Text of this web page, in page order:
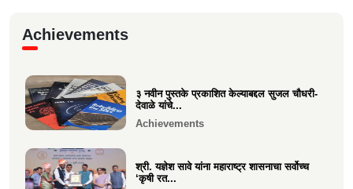
श्री. श्रीहास चुरी यांच्या आयईसीए फाउंडेशनच्या
पुरुष वृद्धाश...
Festive
Achievements
३ नवीन पुस्तके प्रकाशित केल्याबद्दल सुजल चौधरी-
देवाळे यांचे...
Achievements
श्री. यज्ञेश सावे यांना महाराष्ट्र शासनाचा सर्वोच्च
‘कृषी रत...